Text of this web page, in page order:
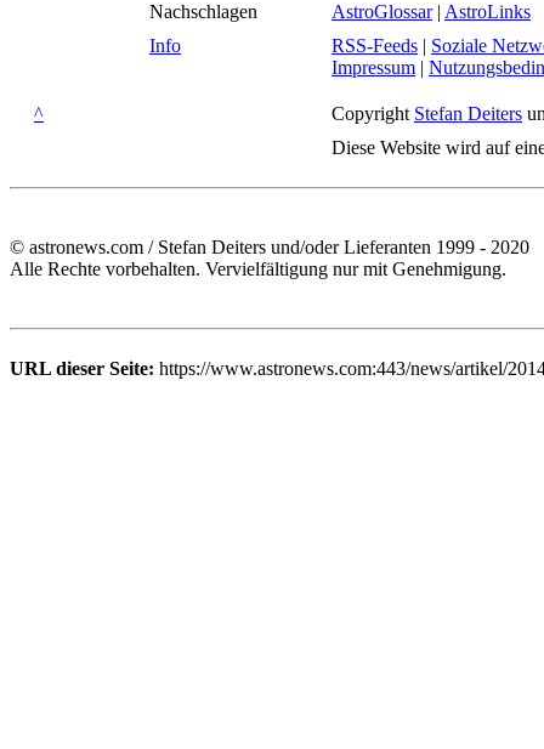
Nachschlagen
AstroGlossar| AstroLinks
Info
RSS-Feeds | Soziale
Impressum |
^ Copyright Stefan Deiters
Diese Website wird auf
© astronews.com / Stefan Deiters und/oder Lieferanten 1999 - 2020
Alle Rechte vorbehalten. Vervielfältigung nur mit Genehmigung.
URL dieser Seite: https://www.astronews.com:443/news/artikel/